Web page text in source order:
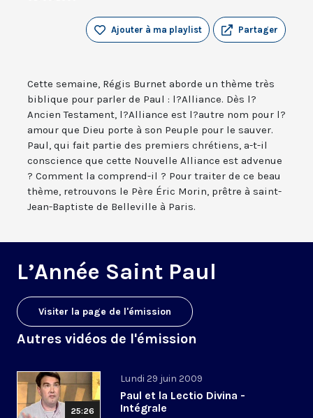
Partager
Ajouter à ma playlist
Cette semaine, Régis Burnet aborde un thème très
biblique pour parler de Paul : l?Alliance. Dès l?
Ancien Testament, l?Alliance est l?autre nom pour l?
amour que Dieu porte à son Peuple pour le sauver.
Paul, qui fait partie des premiers chrétiens, a-t-il
conscience que cette Nouvelle Alliance est advenue
? Comment la comprend-il ? Pour traiter de ce beau
thème, retrouvons le Père Éric Morin, prêtre à saint-
Jean-Baptiste de Belleville à Paris.
L’Année Saint Paul
Visiter la page de l'émission
Autres vidéos de l'émission
25:26
Lundi 29 juin 2009
Paul et la Lectio Divina -
Intégrale